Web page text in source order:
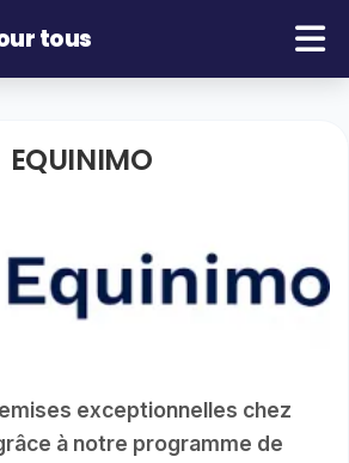
tous
EQUINIMO
exceptionnelles chez
à notre programme de